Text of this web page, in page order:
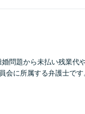
問題から未払い残業代
会に所属する弁護士で